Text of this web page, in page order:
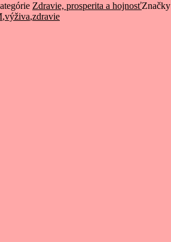
Zdravie, prosperita a hojnosťZnačky
,výživa,zdravie